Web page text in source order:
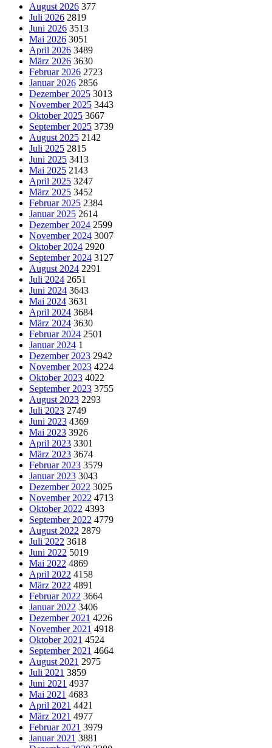
August 2026 377
Juli 2026 2819
Juni 2026 3513
Mai 2026 3051
April 2026 3489
März 2026 3630
Februar 2026 2723
Januar 2026 2856
Dezember 2025 3013
November 2025 3443
Oktober 2025 3667
September 2025 3739
August 2025 2142
Juli 2025 2815
Juni 2025 3413
Mai 2025 2143
April 2025 3247
März 2025 3452
Februar 2025 2384
Januar 2025 2614
Dezember 2024 2599
November 2024 3007
Oktober 2024 2920
September 2024 3127
August 2024 2291
Juli 2024 2651
Juni 2024 3643
Mai 2024 3631
April 2024 3684
März 2024 3630
Februar 2024 2501
Januar 2024 1
Dezember 2023 2942
November 2023 4224
Oktober 2023 4022
September 2023 3755
August 2023 2293
Juli 2023 2749
Juni 2023 4369
Mai 2023 3926
April 2023 3301
März 2023 3674
Februar 2023 3579
Januar 2023 3043
Dezember 2022 3025
November 2022 4713
Oktober 2022 4393
September 2022 4779
August 2022 2879
Juli 2022 3618
Juni 2022 5019
Mai 2022 4869
April 2022 4158
März 2022 4891
Februar 2022 3664
Januar 2022 3406
Dezember 2021 4226
November 2021 4918
Oktober 2021 4524
September 2021 4664
August 2021 2975
Juli 2021 3859
Juni 2021 4937
Mai 2021 4683
April 2021 4421
März 2021 4977
Februar 2021 3979
Januar 2021 3881